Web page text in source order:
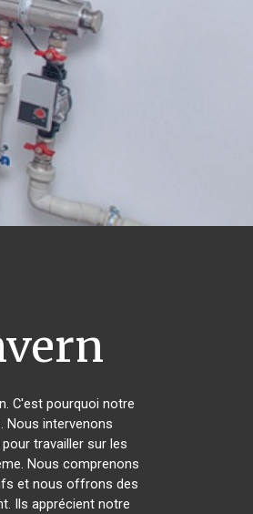
C'est pourquoi notre
. Nous intervenons
travailler sur les
Nous comprenons
et nous offrons des
Ils apprécient notre